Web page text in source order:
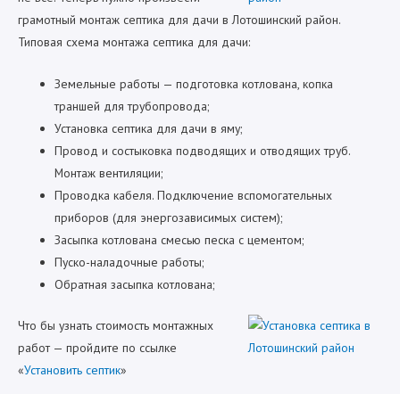
грамотный монтаж септика для дачи в Лотошинский район.
Типовая схема монтажа септика для дачи:
Земельные работы — подготовка котлована, копка
траншей для трубопровода;
Установка септика для дачи в яму;
Провод и состыковка подводящих и отводящих труб.
Монтаж вентиляции;
Проводка кабеля. Подключение вспомогательных
приборов (для энергозависимых систем);
Засыпка котлована смесью песка с цементом;
Пуско-наладочные работы;
Обратная засыпка котлована;
Что бы узнать стоимость монтажных
работ — пройдите по ссылке
«Установить септик»